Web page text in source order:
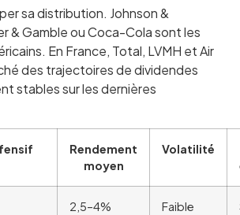
sa distribution. Johnson &
& Gamble ou Coca-Cola sont les
En France, Total, LVMH et Air
des trajectoires de dividendes
stables sur les dernières
Rendement
moyen
Volatilité
2,5–4% Faible